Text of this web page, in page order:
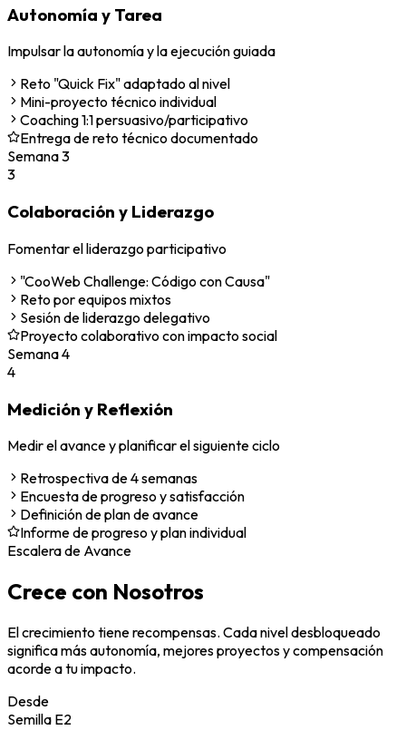
Autonomía y Tarea
Impulsar la autonomía y la ejecución guiada
Reto "Quick Fix" adaptado al nivel
Mini-proyecto técnico individual
Coaching 1:1 persuasivo/participativo
Entrega de reto técnico documentado
Semana3
3
Colaboración y Liderazgo
Fomentar el liderazgo participativo
"CooWeb Challenge: Código con Causa"
Reto por equipos mixtos
Sesión de liderazgo delegativo
Proyecto colaborativo con impacto social
Semana4
4
Medición y Reflexión
Medir el avance y planificar el siguiente ciclo
Retrospectiva de 4 semanas
Encuesta de progreso y satisfacción
Definición de plan de avance
Informe de progreso y plan individual
Escalera de Avance
Crece con Nosotros
El crecimiento tiene recompensas. Cada nivel desbloqueado
significa más autonomía, mejores proyectos y compensación
acorde a tu impacto.
Desde
Semilla E2